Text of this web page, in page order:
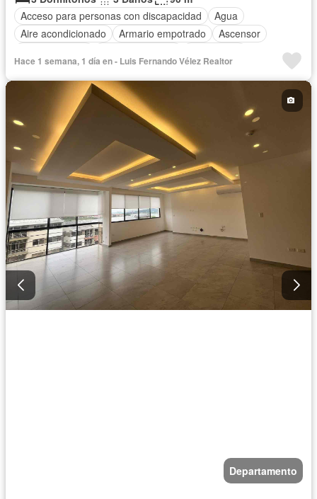
Acceso para personas con discapacidad
Agua
Aire acondicionado
Armario empotrado
Ascensor
Estacionamiento
Gimnasio
Garita de guardianía
Piscina Conserje
Vista panorámica
Wifi Completamente amoblado
Hace 1 semana, 1 día en - Luis Fernando Vélez Realtor
Departamento